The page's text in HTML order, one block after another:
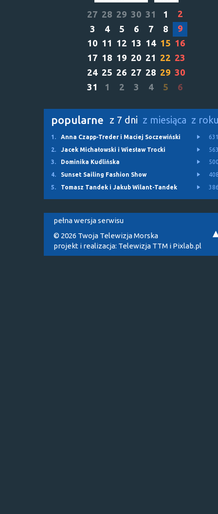
27 28 29 30 31 1
2
3
4 5 6 7 8
9
10 11 12 13 14 15 16
17 18 19 20 21 22 23
24 25 26 27 28 29 30
31
1 2 3 4 5 6
popularne z 7 dni z miesiąca z
1. Anna Czapp-Treder i Maciej Soczewiński
2.
Jacek Michałowski i Wiesław Trocki
3.
Dominika Kudlińska
4.
Sunset Sailing Fashion Show
5.
Tomasz Tandek i Jakub Wilant-Tandek
pełna wersja serwisu
© 2026 Twoja Telewizja Morska
projekt i realizacja: Telewizja TTM i Pixlab.pl